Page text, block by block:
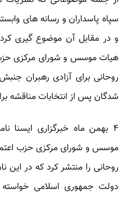
سپاه پاسداران و رسانه های
و در مقابل آن موضوع گیری
هیات موسس و شورای مرکزی
روحانی برای آزادی رهبران
شدگان پس از انتخابات مناقشه برانگیز
۴ بهمن ماه خبرگزاری ایسنا
موسس و شورای مرکزی حزب
روحانی را منتشر کرد که در این
دولت جمهوری اسلامی